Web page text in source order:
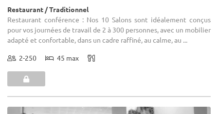
Restaurant / Traditionnel
Restaurant conférence : Nos 10 Salons sont idéalement conçus
pour vos journées de travail de 2 à 300 personnes, avec un mobilier
adapté et confortable, dans un cadre raffiné, au calme, au ...
2-250 45 max